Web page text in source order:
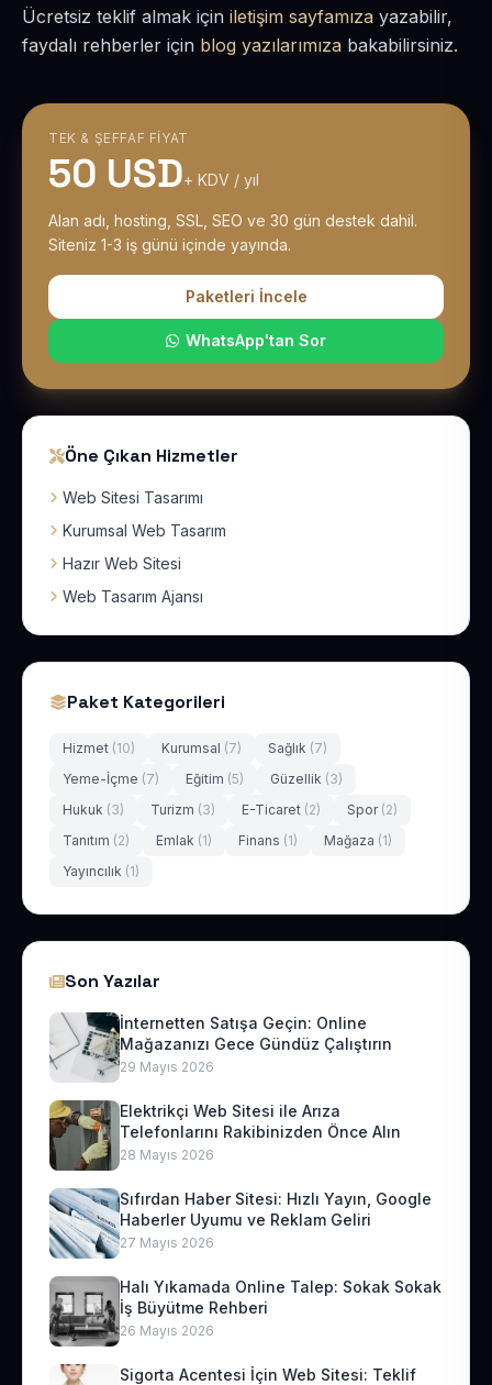
Ücretsiz teklif almak için iletişim sayfamıza yazabilir,
faydalı rehberler için blog yazılarımıza bakabilirsiniz.
TEK & ŞEFFAF FIYAT
50 USD+ KDV / yıl
Alan adı, hosting, SSL, SEO ve 30 gün destek dahil.
Siteniz 1-3 iş günü içinde yayında.
Paketleri İncele
WhatsApp'tan Sor
Öne Çıkan Hizmetler
Web Sitesi Tasarımı
Kurumsal Web Tasarım
Hazır Web Sitesi
Web Tasarım Ajansı
Paket Kategorileri
Hizmet (10) Kurumsal (7) Sağlık (7)
Yeme-İçme (7) Eğitim (5) Güzellik (3)
Hukuk (3) Turizm (3) E-Ticaret (2) Spor (2)
Tanıtım (2) Emlak (1) Finans (1) Mağaza (1)
Yayıncılık (1)
Son Yazılar
İnternetten Satışa Geçin: Online
Mağazanızı Gece Gündüz Çalıştırın
29 Mayıs 2026
Elektrikçi Web Sitesi ile Arıza
Telefonlarını Rakibinizden Önce Alın
28 Mayıs 2026
Sıfırdan Haber Sitesi: Hızlı Yayın, Google
Haberler Uyumu ve Reklam Geliri
27 Mayıs 2026
Halı Yıkamada Online Talep: Sokak Sokak
İş Büyütme Rehberi
26 Mayıs 2026
Sigorta Acentesi İçin Web Sitesi: Teklif